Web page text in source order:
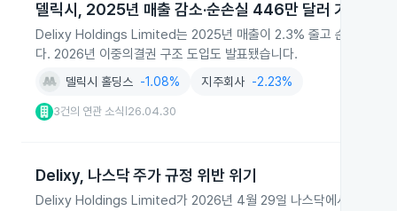
델릭시, 2025년 매출 감소·순손실 446만 달러 기록
Delixy Holdings Limited는 2025년 매출이 2.3% 줄고 순손실 446
다. 2026년 이중의결권 구조 도입도 발표됐습니다.
델릭시 홀딩스 -1.08% 지주회사 -2.23%
3건의 연관 소식 26.04.30
Delixy, 나스닥 주가 규정 위반 위기
Delixy Holdings Limited가 2026년 4월 29일 나스닥에서 주가가 1